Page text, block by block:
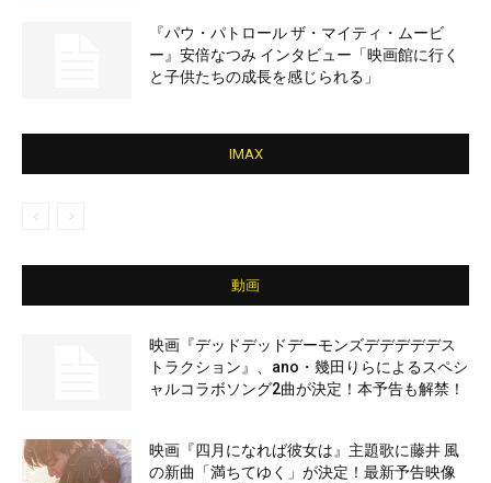
『パウ・パトロール ザ・マイティ・ムービ
ー』安倍なつみ インタビュー「映画館に行く
と子供たちの成長を感じられる」
IMAX
動画
映画『デッドデッドデーモンズデデデデデス
トラクション』、ano・幾田りらによるスペシ
ャルコラボソング2曲が決定！本予告も解禁！
映画『四月になれば彼女は』主題歌に藤井 風
の新曲「満ちてゆく」が決定！最新予告映像